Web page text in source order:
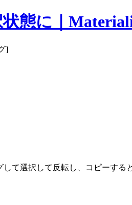
態に｜
]
て選択して反転し、コピーする